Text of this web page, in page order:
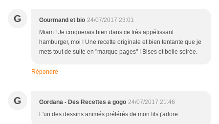
G Gourmand et bio 24/07/2017 23:01
Miam ! Je croquerais bien dans ce très appétissant
hamburger, moi ! Une recette originale et bien tentante que je
mets tout de suite en "marque pages" ! Bises et belle soirée.
Répondre
G Gordana - Des Recettes a gogo 24/07/2017 21:46
L'un des dessins animés préférés de mon fils j'adore